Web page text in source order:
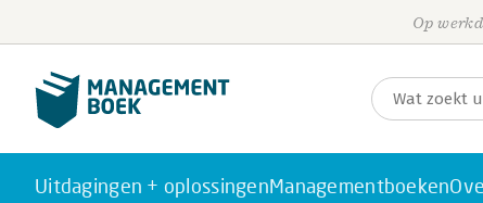
Op
Uitdagingen + oplossingenManagementboeken